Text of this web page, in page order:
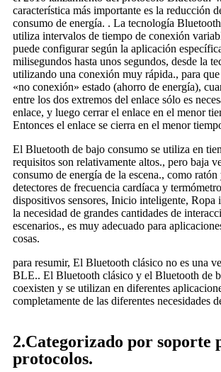
característica más importante es la reducción
consumo de energía. . La tecnología
utiliza intervalos de tiempo de conexión
puede configurar según la aplicación
milisegundos hasta unos segundos, desde la
utilizando una conexión muy rápida., para que
«no conexión» estado (ahorro de energía),
entre los dos extremos del enlace sólo es
enlace, y luego cerrar el enlace en el menor
Entonces el enlace se cierra en el menor
El Bluetooth de bajo consumo se utiliza en
requisitos son relativamente altos., pero baja
consumo de energía de la escena., como ratón
detectores de frecuencia cardíaca y
dispositivos sensores, Inicio inteligente, Ropa
la necesidad de grandes cantidades de
escenarios., es muy adecuado para
cosas.
para resumir, El Bluetooth clásico no es una
BLE.. El Bluetooth clásico y el Bluetooth de
coexisten y se utilizan en diferentes
completamente de las diferentes necesidades
2.Categorizado por soporte
protocolos.